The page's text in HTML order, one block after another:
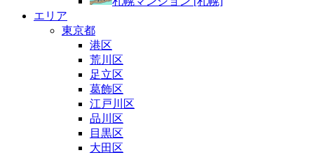
エリア
東京都
港区
荒川区
足立区
葛飾区
江戸川区
品川区
目黒区
大田区